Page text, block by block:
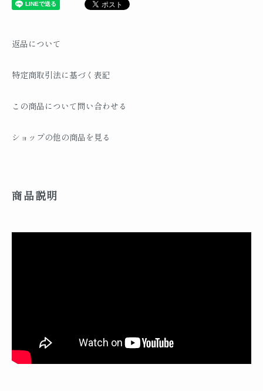
返品について
特定商取引法に基づく表記
この商品について問い合わせる
ショップの他の商品を見る
商品説明